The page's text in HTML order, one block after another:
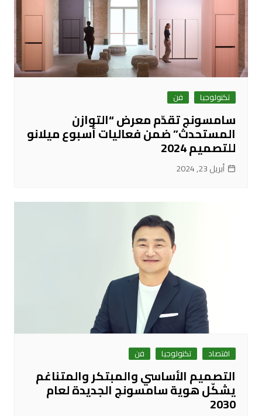
تكنولوجيا فن
سامسونج تقدّم معرض “التوازن
المستحدث” ضمن فعاليات أسبوع ميلانو
للتصميم 2024
أبريل 23, 2024
اقتصاد تكنولوجيا فن
التصميم الأساسي والمبتكر والمتناغم
يشكّل هوية سامسونج الجديدة لعام
2030